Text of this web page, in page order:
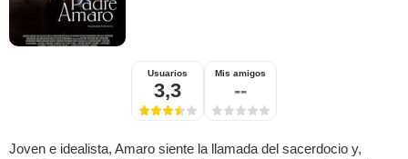
Usuarios
3,3
Mis amigos
--
Joven e idealista, Amaro siente la llamada del sacerdocio y,